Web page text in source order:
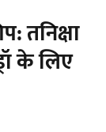
तनिक्षा
के लिए